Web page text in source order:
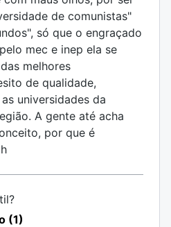
de comunistas"
só que o engraçado
mec e inep ela se
melhores
de qualidade,
universidades da
A gente até acha
por que é
(1)